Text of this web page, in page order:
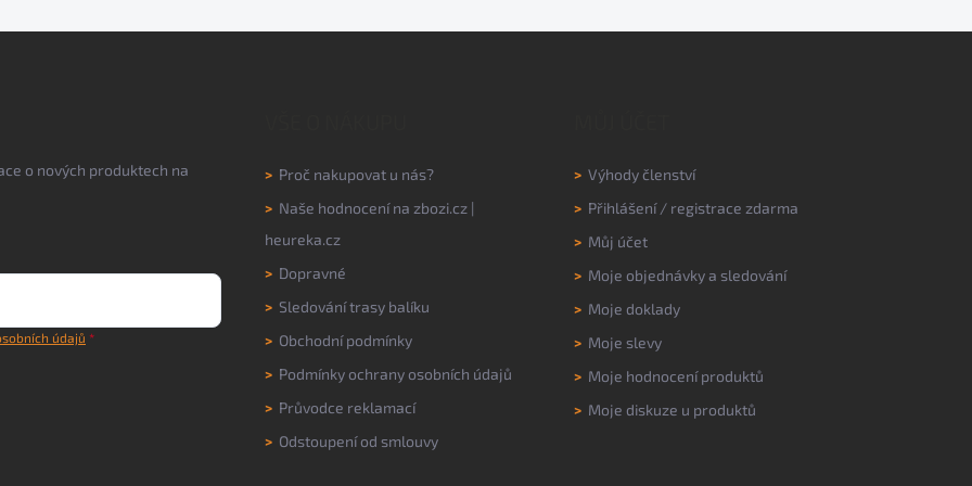
o nových produktech na
údajů
> Proč nakupovat u nás?
> Naše hodnocení na zbozi.cz |
heureka.cz
> Dopravné
> Sledování trasy balíku
> Obchodní podmínky
> Podmínky ochrany osobních údajů
> Průvodce reklamací
> Odstoupení od smlouvy
> Výhody členství
> Přihlášení/ registrace zdarma
> Můj účet
> Moje objednávky a sledování
> Moje doklady
> Moje slevy
> Moje hodnocení produktů
> Moje diskuze u produktů